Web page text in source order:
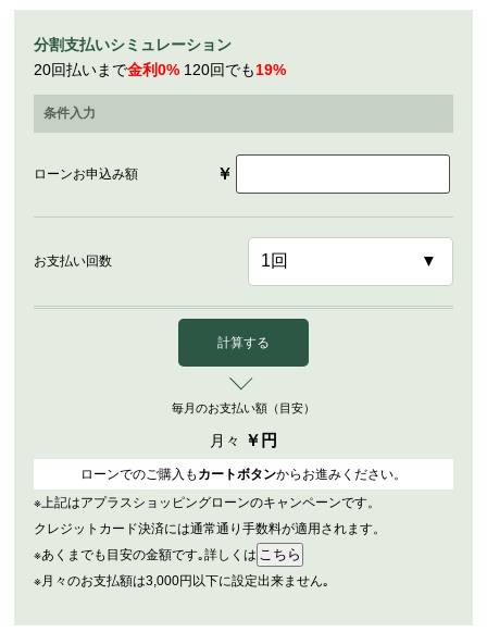
分割支払いシミュレーション
20回払いまで金利0% 120回でも19%
条件入力
ローンお申込み額 ￥
お支払い回数
計算する
毎月のお支払い額（目安）
月々 ￥ 円
ローンでのご購入も カートボタンからお進みください。
※上記はアプラスショッピングローンのキャンペーンです。
クレジットカード決済には通常通り手数料が適用されます。
※あくまでも目安の金額です｡詳しくは
※月々のお支払額は3,000円以下に設定出来ません｡